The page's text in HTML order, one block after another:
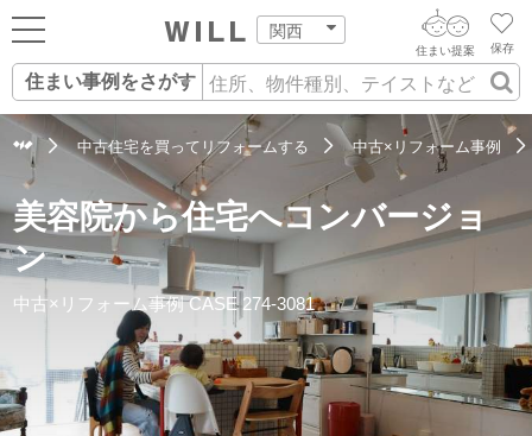
関西
ログイン
新規会員登録
住まいをさがす
住まいを売る
住まいをつくる
町を知る
保存
住まい提案
住まい事例をさがす
住まいをさがす
自宅の相場をみる
住まい事例をさが
街・施設をさがす
営業所をさがす
AIウィルくんの提案
AI住まい提案を受ける
AI査定・チャット相談する
不動産エージェントの提案
価格査定を依頼する
相場データを依頼する
中古住宅を買ってリフォームする 中古×リフォーム事例
美容院から住宅へコンバージョ
ン
中古×リフォーム事例CASE 274-3081